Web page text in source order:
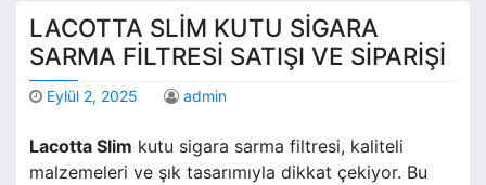
LACOTTA SLIM KUTU SIGARA
SARMA FILTRESI SATIŞI VE SIPARIŞI
Eylül 2, 2025 admin
Lacotta Slim kutu sigara sarma filtresi, kaliteli
malzemeleri ve şık tasarımıyla dikkat çekiyor. Bu